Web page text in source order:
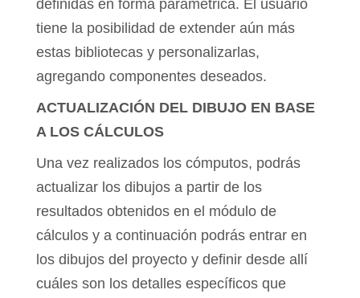
definidas en forma paramétrica. El usuario
tiene la posibilidad de extender aún más
estas bibliotecas y personalizarlas,
agregando componentes deseados.
ACTUALIZACIÓN DEL DIBUJO EN BASE
A LOS CÁLCULOS
Una vez realizados los cómputos, podrás
actualizar los dibujos a partir de los
resultados obtenidos en el módulo de
cálculos y a continuación podrás entrar en
los dibujos del proyecto y definir desde allí
cuáles son los detalles específicos que